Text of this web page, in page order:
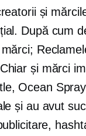
și
După cum
și mărci
Ocean
și au avut